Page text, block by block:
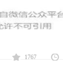
1767